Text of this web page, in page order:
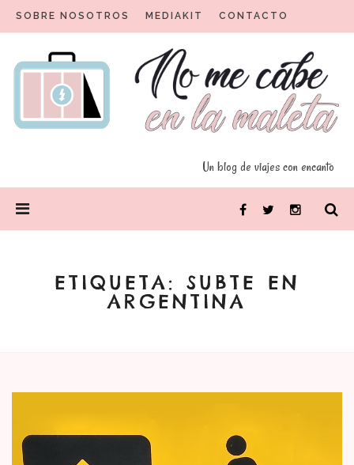
SOBRE NOSOTROS MEDIAKIT CONTACTO
Un blog de viajes con encanto
No me cabe en la maleta
Un blog para viajeros con encanto
FacebookTwitter Instagram
ETIQUETA: SUBTE EN
ARGENTINA